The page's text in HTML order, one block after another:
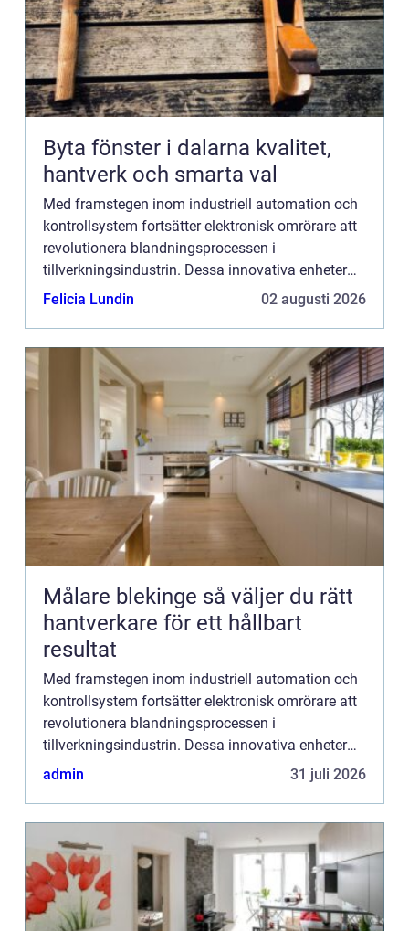
Byta fönster i dalarna kvalitet,
hantverk och smarta val
Med framstegen inom industriell automation och
kontrollsystem fortsätter elektronisk omrörare att
revolutionera blandningsprocessen i
tillverkningsindustrin. Dessa innovativa enheter
erbjuder en kombination av precision, effektivitet
Felicia Lundin 02 augusti 2026
Målare blekinge så väljer du rätt
hantverkare för ett hållbart
resultat
Med framstegen inom industriell automation och
kontrollsystem fortsätter elektronisk omrörare att
revolutionera blandningsprocessen i
tillverkningsindustrin. Dessa innovativa enheter
erbjuder en kombination av precision, effektivitet
admin 31 juli 2026